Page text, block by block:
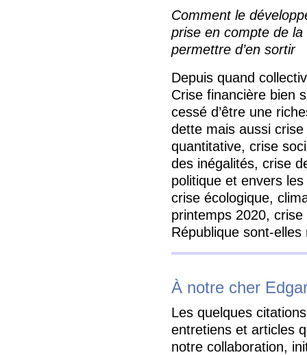
Comment le
prise en compte de
permettre d’en sortir
Depuis quand
Crise financière bien
cessé d’être une
dette mais aussi
quantitative, crise
des inégalités, crise
politique et envers
crise écologique,
printemps 2020,
République sont-
À notre cher
Les quelques
entretiens et articles
notre collaboration,